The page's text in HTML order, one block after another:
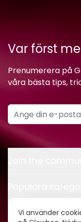
Vi använder
Var först
Prenumerera på
våra bästa tips,
Kontakt